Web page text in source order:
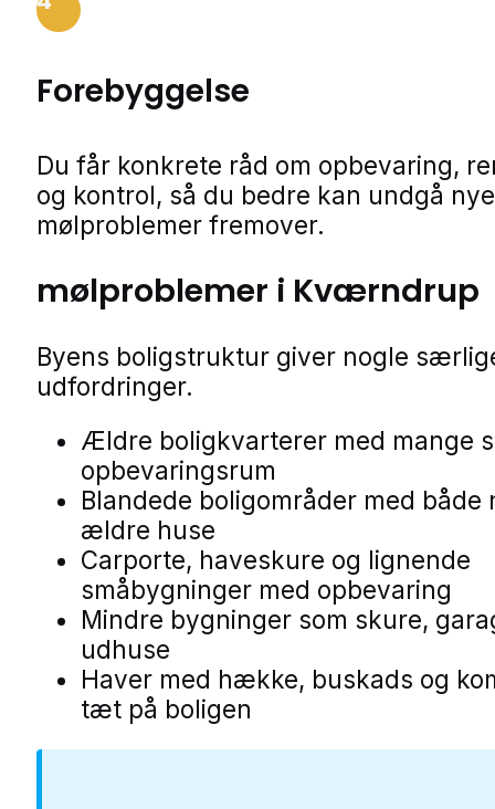
Forebyggelse
Du får konkrete råd om opbevaring,
og kontrol, så du bedre kan undgå nye
mølproblemer fremover.
mølproblemer i Kværndrup
Byens boligstruktur giver nogle
udfordringer.
Ældre boligkvarterer med mange
opbevaringsrum
Blandede boligområder med både
ældre huse
Carporte, haveskure og lignende
småbygninger med opbevaring
Mindre bygninger som skure,
udhuse
Haver med hække, buskads og
tæt på boligen